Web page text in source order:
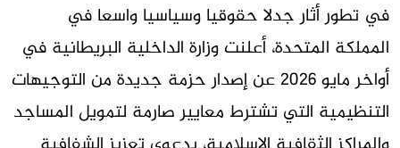
في تطور أثار جدلا حقوقيا وسياسيا واسعا في
المملكة المتحدة، أعلنت وزارة الداخلية البريطانية في
أواخر مايو 2026 عن إصدار حزمة جديدة من التوجيهات
التنظيمية التي تشترط معايير صارمة لتمويل المساجد